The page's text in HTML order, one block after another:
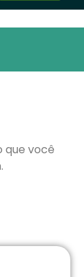
que você